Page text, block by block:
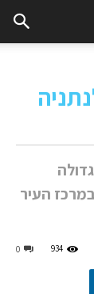
במרכז העיר
0 934